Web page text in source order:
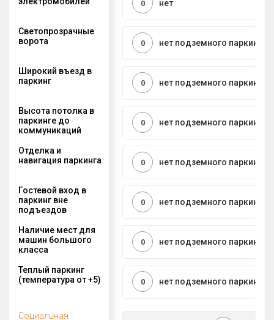
нет
0
Светопрозрачные
ворота
нет подземного паркинга
0
Широкий въезд в
паркинг
нет подземного паркинга
0
Высота потолка в
паркинге до
коммуникаций
нет подземного паркинга
0
Отделка и
навигация паркинга
нет подземного паркинга
0
Гостевой вход в
паркинг вне
подъездов
нет подземного паркинга
0
Наличие мест для
машин большого
класса
нет подземного паркинга
0
Теплый паркинг
(температура от +5)
нет подземного паркинга
0
Социальная